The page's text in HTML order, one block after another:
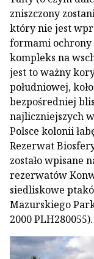
zniszczony
który nie jest
formami
kompleks na
jest to ważny
południowej,
bezpośredniej
najliczniejszych
Polsce kolonii
Rezerwat
zostało wpisane
rezerwatów
siedliskowe
Mazurskiego
2000 PLH280055).